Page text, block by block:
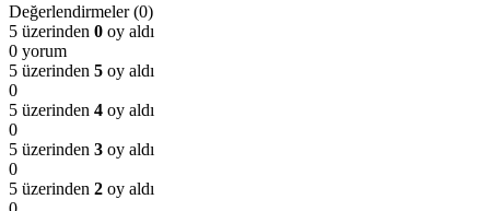
Değerlendirmeler (0)
5 üzerinden 0 oy aldı
0 yorum
5 üzerinden 5 oy aldı
0
5 üzerinden 4 oy aldı
0
5 üzerinden 3 oy aldı
0
5 üzerinden 2 oy aldı